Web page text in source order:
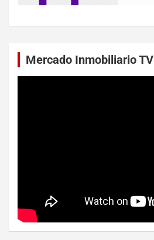
Mercado Inmobiliario TV